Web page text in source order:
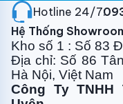
Chênh lệch độ cao
20
Khối lượng gas có
1870
Hotline 24/7:
Hệ Thống
Kho số 1 : Số 83
Địa chỉ: Số 86
Hà Nội, Việt Nam
Công Ty